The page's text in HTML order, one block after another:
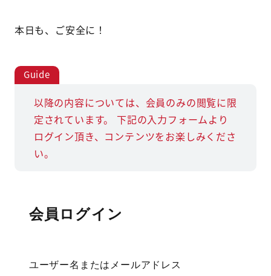
本日も、ご安全に！
以降の内容については、会員のみの閲覧に限
定されています。
下記の入力フォームより
ログイン頂き、コンテンツをお楽しみくださ
い。
会員ログイン
ユーザー名またはメールアドレス